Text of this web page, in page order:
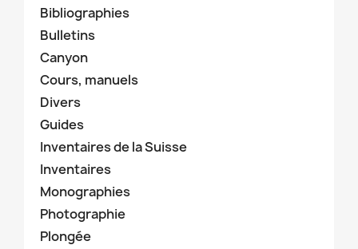
Bibliographies
Bulletins
Canyon
Cours, manuels
Divers
Guides
Inventaires de la Suisse
Inventaires
Monographies
Photographie
Plongée